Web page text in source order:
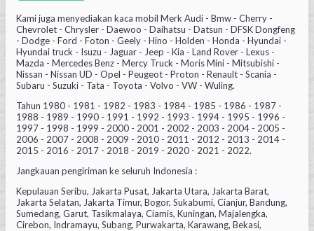
Kami juga menyediakan kaca mobil Merk Audi - Bmw - Cherry -
Chevrolet - Chrysler - Daewoo - Daihatsu - Datsun - DFSK Dongfeng
- Dodge - Ford - Foton - Geely - Hino - Holden - Honda - Hyundai -
Hyundai truck - Isuzu - Jaguar - Jeep - Kia - Land Rover - Lexus -
Mazda - Mercedes Benz - Mercy Truck - Moris Mini - Mitsubishi -
Nissan - Nissan UD - Opel - Peugeot - Proton - Renault - Scania -
Subaru - Suzuki - Tata - Toyota - Volvo - VW - Wuling.
Tahun 1980 - 1981 - 1982 - 1983 - 1984 - 1985 - 1986 - 1987 -
1988 - 1989 - 1990 - 1991 - 1992 - 1993 - 1994 - 1995 - 1996 -
1997 - 1998 - 1999 - 2000 - 2001 - 2002 - 2003 - 2004 - 2005 -
2006 - 2007 - 2008 - 2009 - 2010 - 2011 - 2012 - 2013 - 2014 -
2015 - 2016 - 2017 - 2018 - 2019 - 2020 - 2021 - 2022.
Jangkauan pengiriman ke seluruh Indonesia :
Kepulauan Seribu, Jakarta Pusat, Jakarta Utara, Jakarta Barat,
Jakarta Selatan, Jakarta Timur, Bogor, Sukabumi, Cianjur, Bandung,
Sumedang, Garut, Tasikmalaya, Ciamis, Kuningan, Majalengka,
Cirebon, Indramayu, Subang, Purwakarta, Karawang, Bekasi,